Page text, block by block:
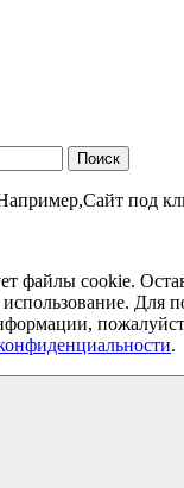
Сайт под
файлы cookie.
использование. Для
.